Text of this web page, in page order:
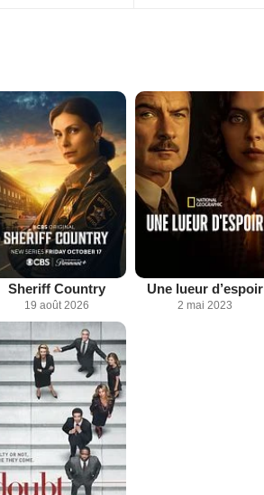
Sheriff Country
19 août 2026
Une lueur d’espoir
2 mai 2023